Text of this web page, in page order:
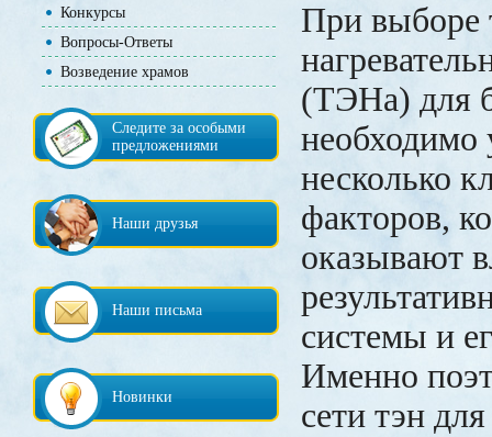
Конкурсы
Вопросы-Ответы
Возведение храмов
Следите за особыми
предложениями
Наши друзья
Наши письма
Новинки
При выборе
(ТЭНа) для
необходимо
несколько
факторов,
оказывают
системы и
Именно
сети тэн